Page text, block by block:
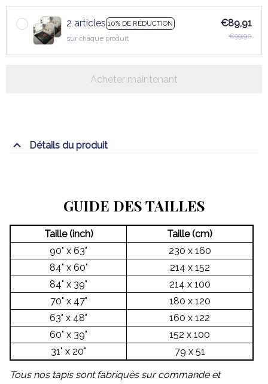
2 articles 10% DE RÉDUCTION
sur chaque produit
€89,91
€99,90
Acheter maintenant
Détails du produit
GUIDE DES TAILLES
Taille (inch)
Taille (cm)
90" x 63"
230 x 160
84" x 60"
214 x 152
84" x 39"
214 x 100
70" x 47"
180 x 120
63" x 48"
160 x 122
60" x 39"
152 x 100
31" x 20"
79 x 51
Tous nos tapis sont fabriqués sur commande et